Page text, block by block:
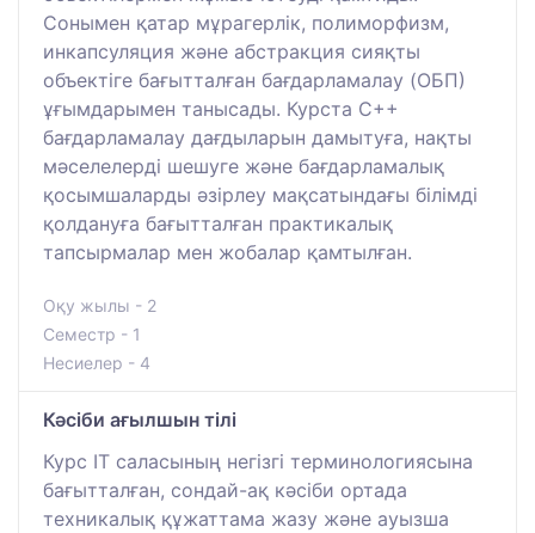
Сонымен қатар мұрагерлік, полиморфизм,
инкапсуляция және абстракция сияқты
объектіге бағытталған бағдарламалау (OБП)
ұғымдарымен танысады. Курста C++
бағдарламалау дағдыларын дамытуға, нақты
мәселелерді шешуге және бағдарламалық
қосымшаларды әзірлеу мақсатындағы білімді
қолдануға бағытталған практикалық
тапсырмалар мен жобалар қамтылған.
Оқу жылы - 2
Семестр - 1
Несиелер - 4
Кәсіби ағылшын тілі
Курс IT саласының негізгі терминологиясына
бағытталған, сондай-ақ кәсіби ортада
техникалық құжаттама жазу және ауызша